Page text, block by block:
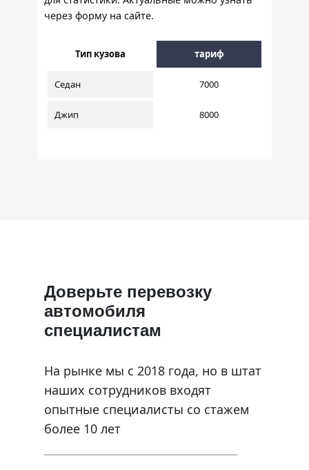
через форму на сайте.
Тип кузова тариф
Седан 7000
Джип 8000
Доверьте перевозку
автомобиля
специалистам
На рынке мы с 2018 года, но в штат
наших сотрудников входят
опытные специалисты со стажем
более 10 лет